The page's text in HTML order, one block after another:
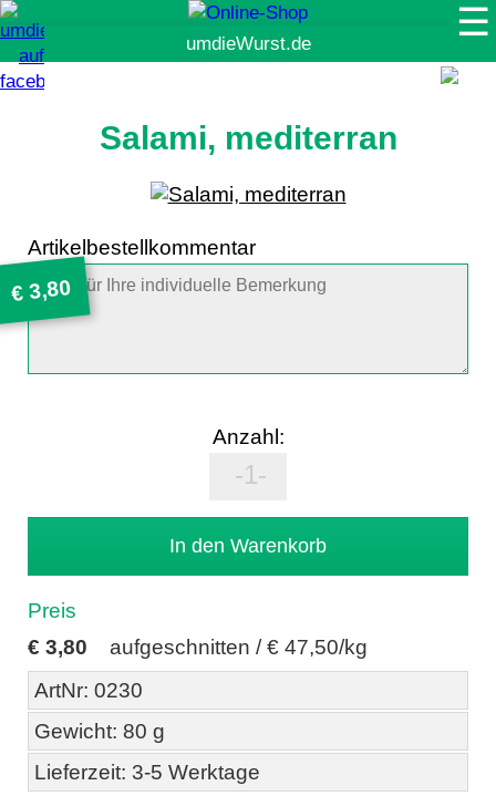
Salami, mediterran
€3,80
Artikelbestellkommentar
Anzahl:
Preis
€ 3,80 aufgeschnitten /€ 47,50/kg
ArtNr: 0230
Gewicht: 80 g
Lieferzeit: 3-5 Werktage
☰